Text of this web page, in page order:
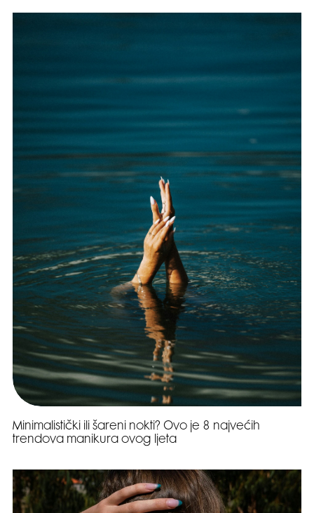
Minimalistički ili šareni nokti? Ovo je 8 najvećih
trendova manikura ovog ljeta